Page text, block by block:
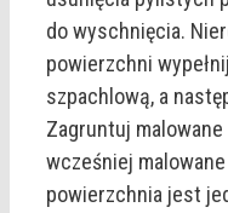
do wyschnięcia.
powierzchni
szpachlową, a
Zagruntuj
wcześniej
powierzchnia jest